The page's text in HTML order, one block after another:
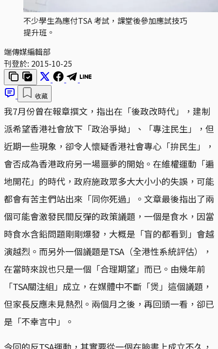
不少學生為應付TSA 考試，課堂後參加應試技巧
提升班。
端傳媒編輯部
刊登於: 2015-10-25
收藏
我7月份曾在報章撰文，指出在「後政改時代」，建制
派希望香港社會放下「政治爭拗」、「專注民生」，但
近期一些現象，卻令人懷疑香港社會專心「拚民生」，
會否成為香港政府另一場噩夢的開始。在維權運動「遍
地開花」的時代，政府施政眾多大大小小的失誤，可能
都會有苦主們站出來「同你死過」。文章最後指出了兩
個可能會激發民間反彈的政策議題，一個是食水，因當
時食水含鉛問題剛剛爆發，大概是「盲的都看到」會越
演越烈。而另外一個議題是TSA（全港性系統評估），
在當時來說也只是一個「合理期望」而已。由幾年前
「TSA關注組」成立，在媒體中不斷「煲」這個議題，
但家長反應未見熱烈。兩個月之後，再回頭一看，卻已
是「不幸言中」。
今回的反TSA運動，其實要從一個在臉書上成立不久，